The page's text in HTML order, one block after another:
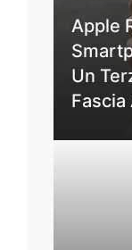
Apple
Un
Fascia